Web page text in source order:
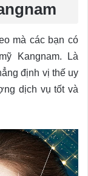
mà các bạn có
Kangnam. Là
định vị thế uy
dịch vụ tốt và